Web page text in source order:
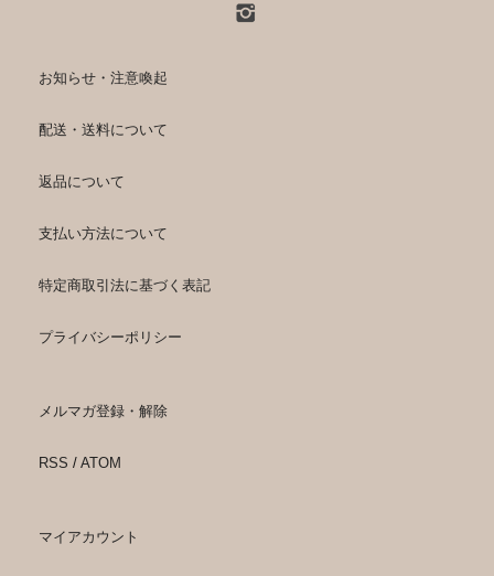
お知らせ・注意喚起
配送・送料について
返品について
支払い方法について
特定商取引法に基づく表記
プライバシーポリシー
メルマガ登録・解除
RSS / ATOM
マイアカウント